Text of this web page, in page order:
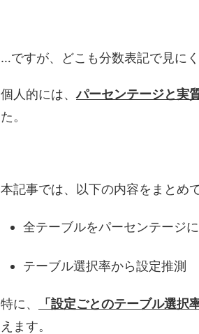
…ですが、どこも分数表記で見にく
個人的には、パーセンテージと実
た。
本記事では、以下の内容をまとめて
全テーブルをパーセンテージ
テーブル選択率から設定推測
特に、 「設定ごとのテーブル選択
えます。